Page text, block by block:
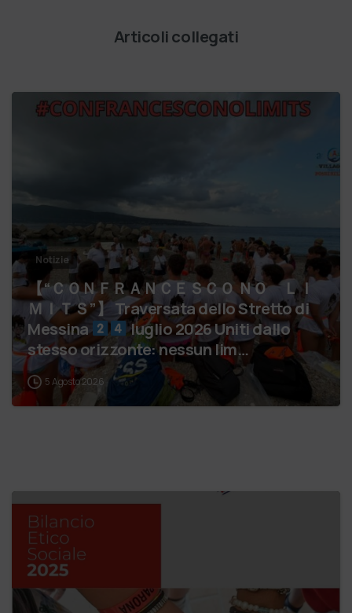
Articoli collegati
Notizie
【 “ＣＯＮＦＲＡＮＣＥＳＣＯ ＮＯ ＬＩ
ＭＩＴＳ”】 Traversata dello Stretto di
Messina
luglio 2026 Uniti dallo
stesso orizzonte: nessun lim…
5 Agosto 2026